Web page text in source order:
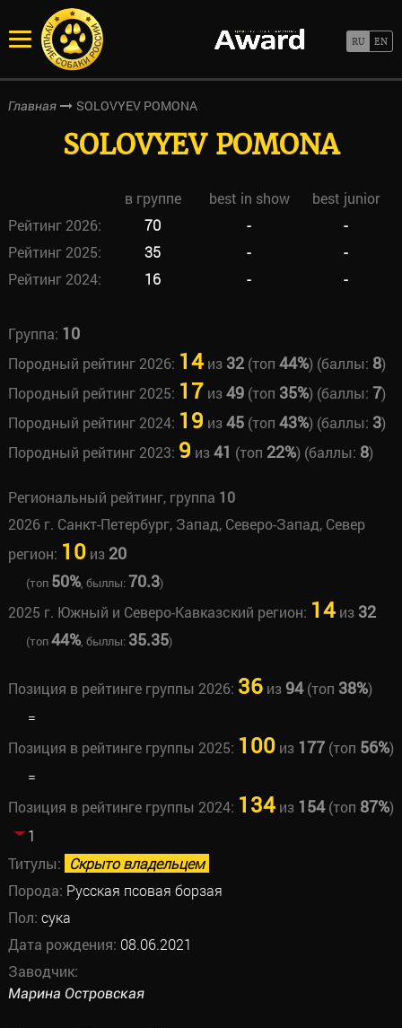
Главная SOLOVYEV POMONA
SOLOVYEV POMONA
в группе best in show
best junior
Рейтинг 2026:
70 -
-
Рейтинг 2025:
35 -
-
Рейтинг 2024:
16 - -
Группа: 10
Породный рейтинг 2026: 14из 32(топ 44%) (баллы: 8)
Породный рейтинг 2025: 17 из49(топ 35%) (баллы: 7)
Породный рейтинг 2024: 19 из45(топ 43%) (баллы: 3)
Породный рейтинг 2023: 9 из41 (топ 22%) (баллы: 8)
Региональный рейтинг, группа 10
2026 г. Санкт-Петербург, Запад, Северо-Запад, Север
регион: 10из 20
(топ 50%, быллы:70.3)
2025 г. Южный и Северо-Кавказский регион: 14из 32
(топ44%, быллы: 35.35)
Позиция в рейтинге группы 2026: 36из94(топ 38%)
=
Позиция в рейтинге группы 2025: 100из 177(топ 56%)
=
Позиция в рейтинге группы 2024: 134из 154(топ 87%)
1
Титулы: Скрыто владельцем
Порода: Русская псовая борзая
Пол: сука
Дата рождения: 08.06.2021
Заводчик:
Марина Островская